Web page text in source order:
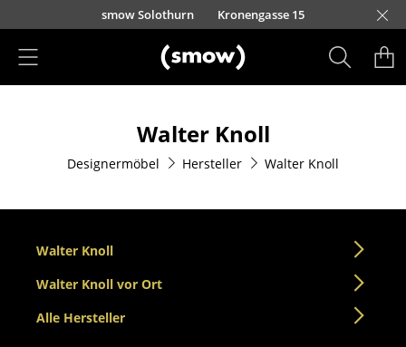
Direkt zum Inhaltsmow Solothurn Kronengasse 15
Esszimmerstühle
Sofas
Sessel
Loungesessel
Stühle
Walter Knoll
Designermöbel Hersteller Walter Knoll
Walter Knoll
Walter Knoll vor Ort
Alle Hersteller